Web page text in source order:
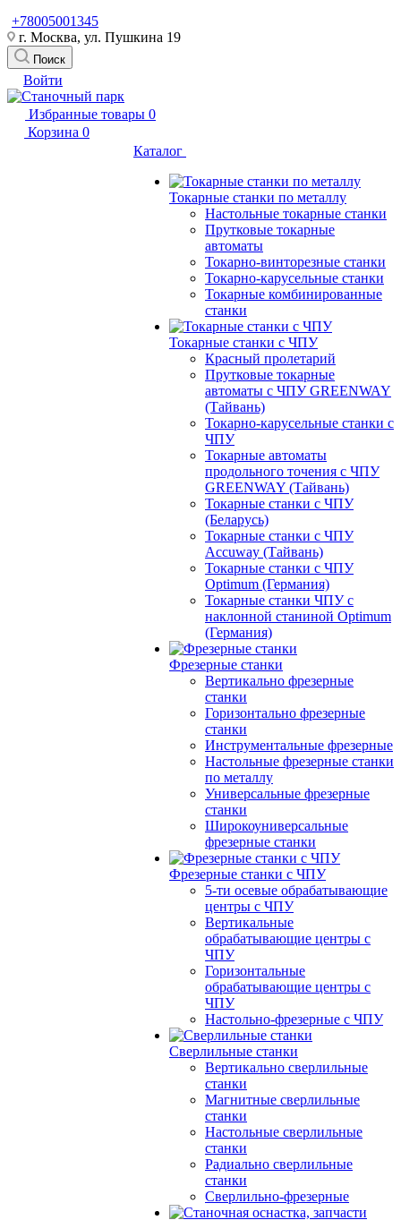
+78005001345
г. Москва, ул. Пушкина 19
Поиск
Войти
Избранные товары 0
Корзина 0
Каталог
Токарные станки по металлу
Настольные токарные станки
Прутковые токарные
автоматы
Токарно-винторезные станки
Токарно-карусельные станки
Токарные комбинированные
станки
Токарные станки с ЧПУ
Красный пролетарий
Прутковые токарные
автоматы с ЧПУ GREENWAY
(Тайвань)
Токарно-карусельные станки с
ЧПУ
Токарные автоматы
продольного точения с ЧПУ
GREENWAY (Тайвань)
Токарные станки с ЧПУ
(Беларусь)
Токарные станки с ЧПУ
Accuway (Тайвань)
Токарные станки с ЧПУ
Optimum (Германия)
Токарные станки ЧПУ с
наклонной станиной Optimum
(Германия)
Фрезерные станки
Вертикально фрезерные
станки
Горизонтально фрезерные
станки
Инструментальные фрезерные
Настольные фрезерные станки
по металлу
Универсальные фрезерные
станки
Широкоуниверсальные
фрезерные станки
Фрезерные станки с ЧПУ
5-ти осевые обрабатывающие
центры с ЧПУ
Вертикальные
обрабатывающие центры с
ЧПУ
Горизонтальные
обрабатывающие центры с
ЧПУ
Настольно-фрезерные с ЧПУ
Сверлильные станки
Вертикально сверлильные
станки
Магнитные сверлильные
станки
Настольные сверлильные
станки
Радиально сверлильные
станки
Сверлильно-фрезерные